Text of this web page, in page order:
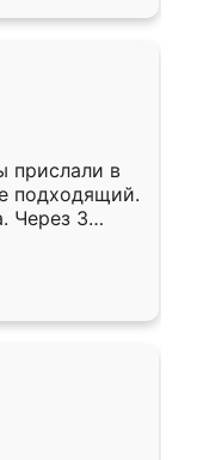
прислали в
подходящий.
Через 3
Остались